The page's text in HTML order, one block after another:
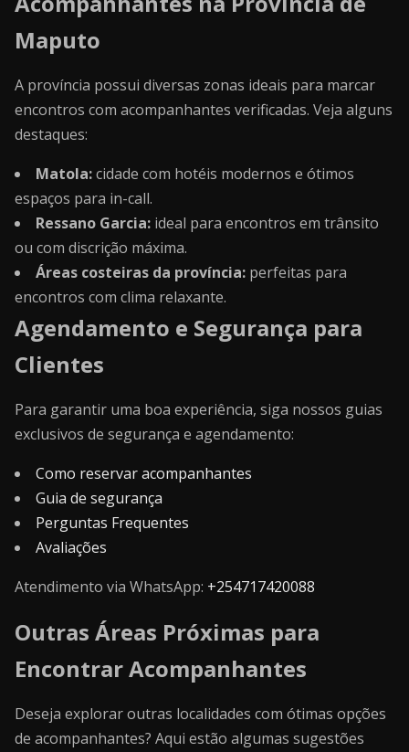
Maputo
A província possui diversas zonas ideais para marcar
encontros com acompanhantes verificadas. Veja alguns
destaques:
Matola:cidade com hotéis modernos e ótimos
espaços para in-call.
Ressano Garcia: ideal para encontros em trânsito
ou com discrição máxima.
Áreas costeiras da província: perfeitas para
encontros com clima relaxante.
Agendamento e Segurança para
Clientes
Para garantir uma boa experiência, siga nossos guias
exclusivos de segurança e agendamento:
Como reservar acompanhantes
Guia de segurança
Perguntas Frequentes
Avaliações
Atendimento via WhatsApp: +254717420088
Outras Áreas Próximas para
Encontrar Acompanhantes
Deseja explorar outras localidades com ótimas opções
de acompanhantes? Aqui estão algumas sugestões